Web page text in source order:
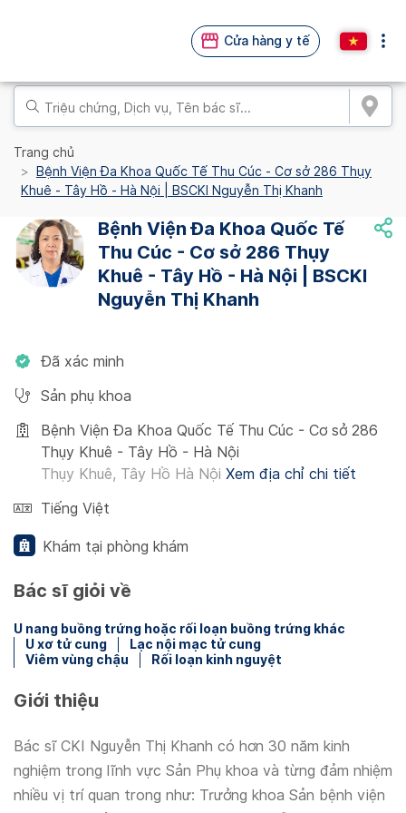
Cửa hàng y tế
Trang chủ
Bệnh Viện Đa Khoa Quốc Tế Thu Cúc - Cơ sở 286 Thụy
Khuê - Tây Hồ - Hà Nội | BSCKI Nguyễn Thị Khanh
Bệnh Viện Đa Khoa Quốc Tế
Thu Cúc - Cơ sở 286 Thụy
Khuê - Tây Hồ - Hà Nội | BSCKI
Nguyễn Thị Khanh
Đã xác minh
Sản phụ khoa
Bệnh Viện Đa Khoa Quốc Tế Thu Cúc - Cơ sở 286
Thụy Khuê - Tây Hồ - Hà Nội
Thụy Khuê, Tây Hồ Hà Nội Xem địa chỉ chi tiết
Tiếng Việt
Khám tại phòng khám
Bác sĩ giỏi về
U nang buồng trứng hoặc rối loạn buồng trứng khác
U xơ tử cung
Lạc nội mạc tử cung
Viêm vùng chậu
Rối loạn kinh nguyệt
Giới thiệu
Bác sĩ CKI Nguyễn Thị Khanh có hơn 30 năm kinh
nghiệm trong lĩnh vực Sản Phụ khoa và từng đảm nhiệm
nhiều vị trí quan trong như: Trưởng khoa Sản bệnh viện